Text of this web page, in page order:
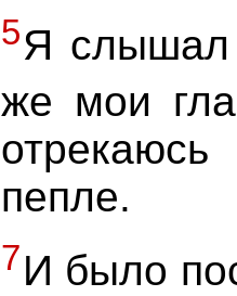
5Я слышал
же мои
пепле.
7И было